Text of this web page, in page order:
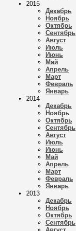
2015
Декабрь
Ноябрь
Октябрь
Сентябрь
Август
Июль
Июнь
Май
Апрель
Март
Февраль
Январь
2014
Декабрь
Ноябрь
Октябрь
Сентябрь
Август
Июль
Июнь
Май
Апрель
Март
Февраль
Январь
2013
Декабрь
Ноябрь
Октябрь
Сентябрь